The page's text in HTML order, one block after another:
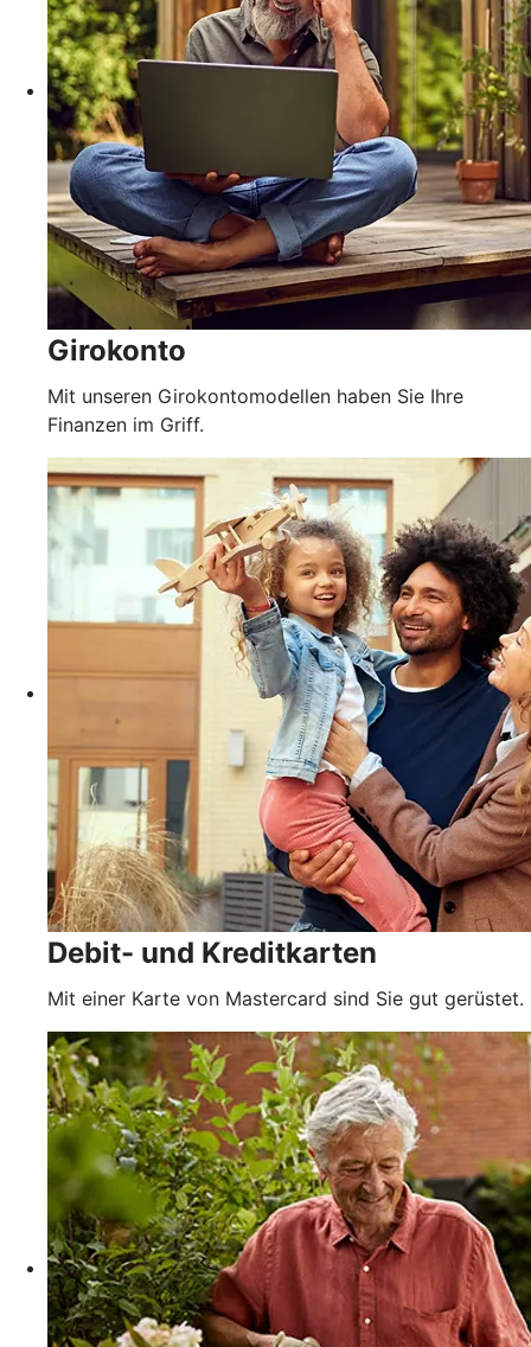
Girokonto
Mit unseren Girokontomodellen haben Sie Ihre
Finanzen im Griff.
Debit- und Kreditkarten
Mit einer Karte von Mastercard sind Sie gut gerüstet.